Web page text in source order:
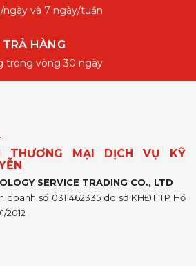
ngày và 7 ngày/tuần
HÀNG
trong vòng 30 ngày
THƯƠNG MẠI DỊCH VỤ KỸ
SERVICE TRADING CO., LTD
số 0311462335 do sở KHĐT TP Hồ
2012